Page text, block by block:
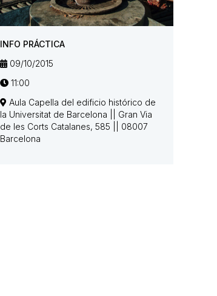
INFO PRÁCTICA
09/10/2015
11:00
Aula Capella del edificio histórico de
la Universitat de Barcelona || Gran Via
de les Corts Catalanes, 585 || 08007
Barcelona